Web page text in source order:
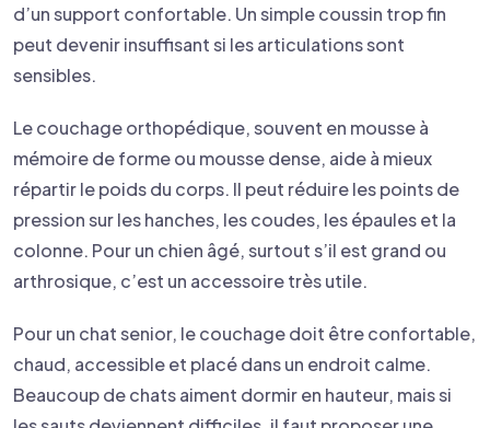
d’un support confortable. Un simple coussin trop fin
peut devenir insuffisant si les articulations sont
sensibles.
Le couchage orthopédique, souvent en mousse à
mémoire de forme ou mousse dense, aide à mieux
répartir le poids du corps. Il peut réduire les points de
pression sur les hanches, les coudes, les épaules et la
colonne. Pour un chien âgé, surtout s’il est grand ou
arthrosique, c’est un accessoire très utile.
Pour un chat senior, le couchage doit être confortable,
chaud, accessible et placé dans un endroit calme.
Beaucoup de chats aiment dormir en hauteur, mais si